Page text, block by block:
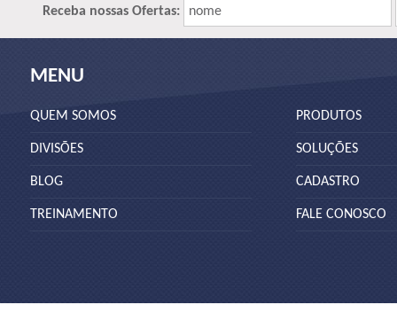
Receba nossas Ofertas: nome
MENU
QUEM SOMOS
DIVISÕES
BLOG
TREINAMENTO
PRODUTOS
SOLUÇÕES
CADASTRO
FALE CONOSCO